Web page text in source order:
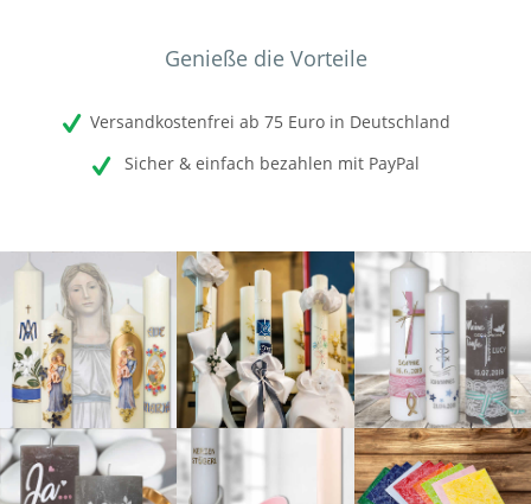
Genieße die Vorteile
Versandkostenfrei ab 75 Euro in Deutschland
Sicher & einfach bezahlen mit PayPal